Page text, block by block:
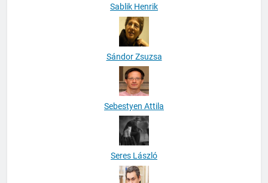
Sablik Henrik
Sándor Zsuzsa
Sebestyen Attila
Seres László